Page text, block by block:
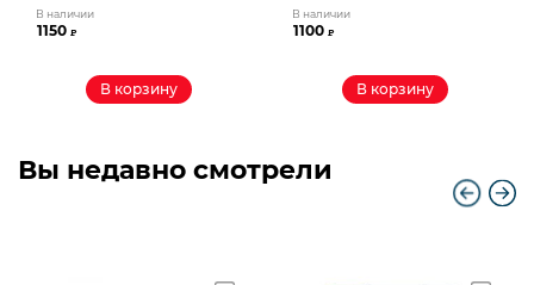
В наличии
1150₽
В корзину
В наличии
1100₽
В корзину
Вы недавно смотрели